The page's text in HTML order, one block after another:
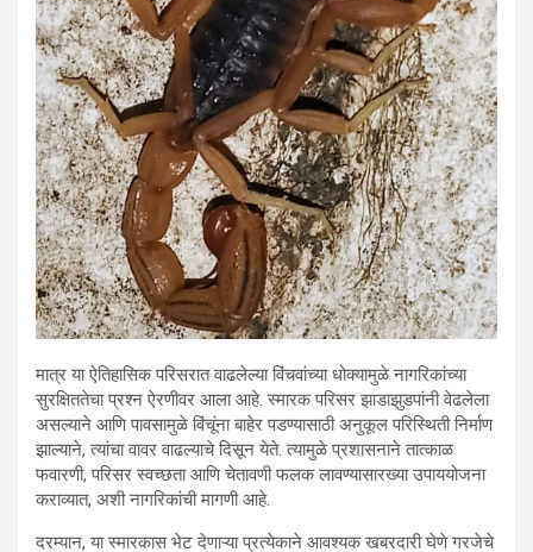
मात्र या ऐतिहासिक परिसरात वाढलेल्या विंचवांच्या धोक्यामुळे नागरिकांच्या
सुरक्षिततेचा प्रश्न ऐरणीवर आला आहे. स्मारक परिसर झाडाझुडपांनी वेढलेला
असल्याने आणि पावसामुळे विंचूंना बाहेर पडण्यासाठी अनुकूल परिस्थिती निर्माण
झाल्याने, त्यांचा वावर वाढल्याचे दिसून येते. त्यामुळे प्रशासनाने तात्काळ
फवारणी, परिसर स्वच्छता आणि चेतावणी फलक लावण्यासारख्या उपाययोजना
कराव्यात, अशी नागरिकांची मागणी आहे.
दरम्यान, या स्मारकास भेट देणाऱ्या प्रत्येकाने आवश्यक खबरदारी घेणे गरजेचे